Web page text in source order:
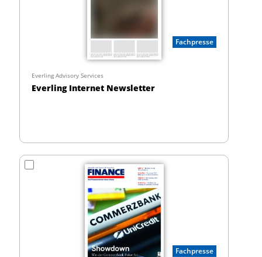
Fachpresse
Everling Advisory Services
Everling Internet Newsletter
Fachpresse